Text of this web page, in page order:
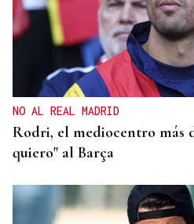
NO AL REAL MADRID
Rodri, el mediocentro más
quiero" al Barça